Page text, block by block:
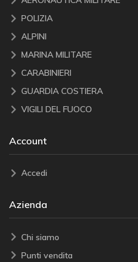
POLIZIA
ALPINI
MARINA MILITARE
CARABINIERI
GUARDIA COSTIERA
VIGILI DEL FUOCO
Account
Accedi
Azienda
Chi siamo
Punti vendita